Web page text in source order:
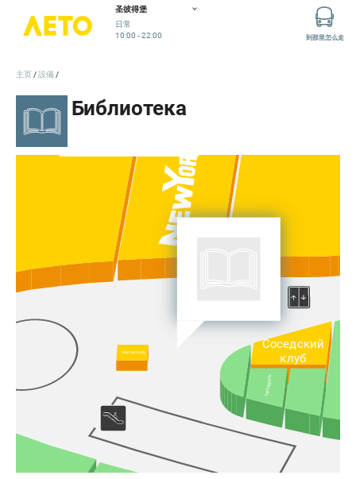
圣彼得堡
日常
10:00 - 22:00
到那里怎么走
Yamaguchi
Соседский
клуб
Misha&Teddy
主页 設備